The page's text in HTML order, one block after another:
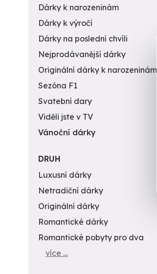
Dárky k narozeninám
Dárky k výročí
Dárky na poslední chvíli
Nejprodávanější dárky
Originální dárky k narozeninám
Sezóna F1
Svatební dary
Viděli jste v TV
Vánoční dárky
DRUH
Luxusní dárky
Netradiční dárky
Originální dárky
Romantické dárky
Romantické pobyty pro dva
více …